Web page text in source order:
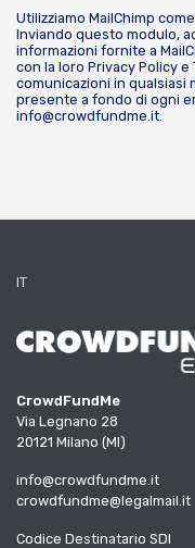
Utilizziamo MailChimp
Inviando questo modulo,
informazioni fornite a
con la loro Privacy Policy e
comunicazioni in qualsiasi
presente a fondo di ogni
info@crowdfundme.it.
IT
CrowdFundMe
Via Legnano 28
20121 Milano (MI)
info@crowdfundme.it
crowdfundme@legalmail.it
Codice Destinatario SDI